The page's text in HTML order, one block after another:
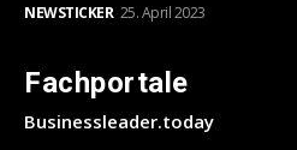
NEWSTICKER 25. April 2023
Fachportale
Businessleader.today